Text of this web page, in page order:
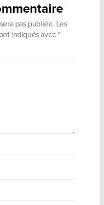
pas publiée. Les
indiqués avec*